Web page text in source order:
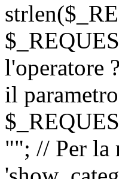
l'operatore
il
""; // Per la